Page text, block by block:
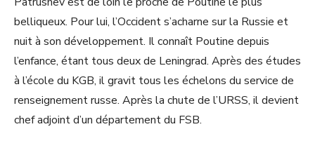
belliqueux. Pour lui, l’Occident s’acharne sur la Russie et
nuit à son développement. Il connaît Poutine depuis
l’enfance, étant tous deux de Leningrad. Après des études
à l’école du KGB, il gravit tous les échelons du service de
renseignement russe. Après la chute de l’URSS, il devient
chef adjoint d’un département du FSB.